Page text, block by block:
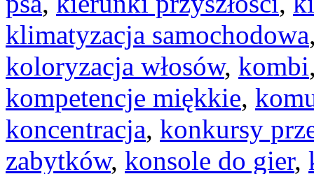
klimatyzacja samochodowa
koloryzacja włosów, kombi
kompetencje miękkie,
koncentracja, konkursy
zabytków, konsole do gier,